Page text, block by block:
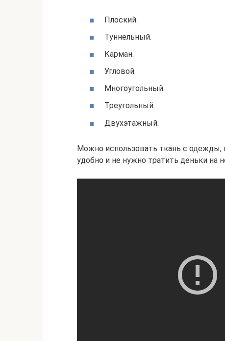
Плоский.
Туннельный.
Карман.
Угловой.
Многоугольный.
Треугольный.
Двухэтажный.
Можно использовать ткань с одежды,
удобно и не нужно тратить деньки на